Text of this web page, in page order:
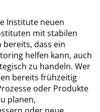
Institute neuen
mit stabilen
bereits, dass ein
helfen kann, auch
zu handeln. Wer
bereits frühzeitig
oder Produkte
planen,